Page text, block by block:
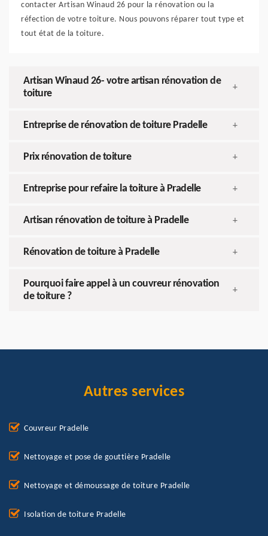
contacter Artisan Winaud 26 pour la rénovation ou la
réfection de votre toiture. Nous pouvons réparer tout type et
tout état de la toiture.
Artisan Winaud 26- votre artisan rénovation de
toiture
+
Entreprise de rénovation de toiture Pradelle +
Prix rénovation de toiture +
Entreprise pour refaire la toiture à Pradelle +
Artisan rénovation de toiture à Pradelle +
Rénovation de toiture à Pradelle +
Pourquoi faire appel à un couvreur rénovation
de toiture ?
+
Autres services
Couvreur Pradelle
Nettoyage et pose de gouttière Pradelle
Nettoyage et démoussage de toiture Pradelle
Isolation de toiture Pradelle